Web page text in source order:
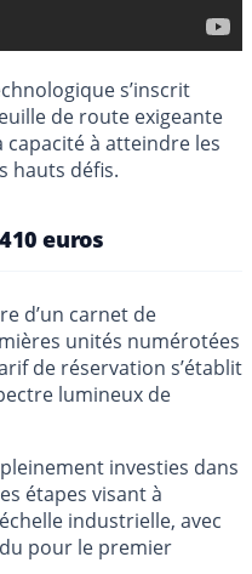
s’inscrit
de route exigeante
à atteindre les
hauts défis.
euros
d’un carnet de
unités numérotées
de réservation s’établit
lumineux de
investies dans
étapes visant à
industrielle, avec
pour le premier